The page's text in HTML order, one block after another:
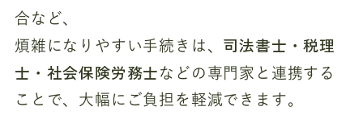
合など、
煩雑になりやすい手続きは、 司法書士・税理
士・社会保険労務士 などの専門家と連携する
ことで、大幅にご負担を軽減できます。